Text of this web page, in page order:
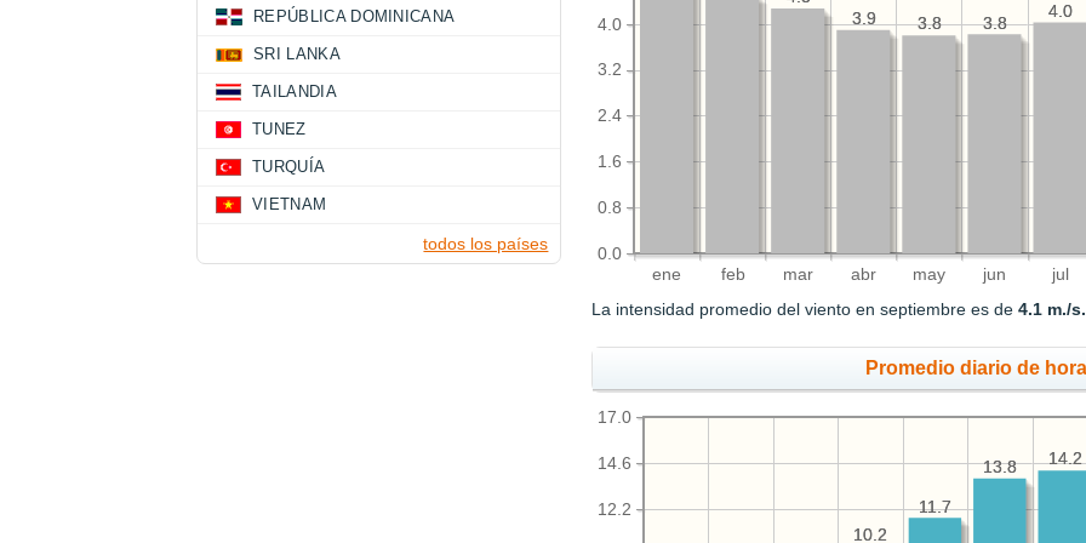
ene feb mar abr may jun jul
0.0
0.8
1.6
2.4
3.2
4.0
4.0
3.8
3.8
3.9 4.0
3.8
3.8
3.9
La intensidad promedio del viento en septiembre es de4.1 m./s.
Promedio diario de
12.2
14.6
17.0
14.2
13.8
11.7
10.2
14.2
13.8
11.7
10.2
REPÚBLICA DOMINICANA
SRI LANKA
TAILANDIA
TUNEZ
TURQUÍA
VIETNAM
todos los países